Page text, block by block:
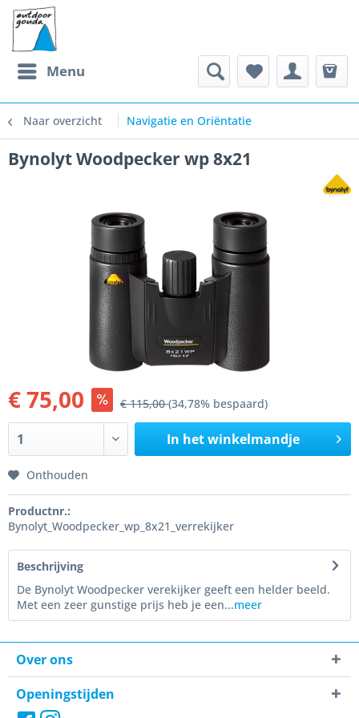
Menu
Naar overzicht Navigatie en Oriëntatie
Bynolyt Woodpecker wp 8x21
€ 75,00 € 115,00(34,78% bespaard)
In het winkelmandje
Onthouden
Productnr.:
Bynolyt_Woodpecker_wp_8x21_verrekijker
Beschrijving
De Bynolyt Woodpecker verekijker geeft een helder beeld.
Met een zeer gunstige prijs heb je een...meer
Over ons
Openingstijden